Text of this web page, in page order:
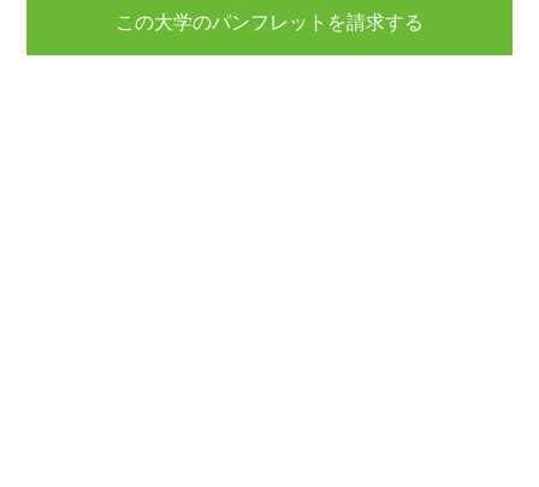
この大学のパンフレットを請求する